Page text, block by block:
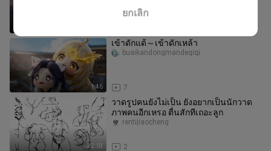
1:46
เข้าดักแด้～เข้าดักเหล้า
7
buaikandongmandeqiqi
32:18
วาดรูปคนยังไม่เป็น ยังอยากเป็นนักวาด
ภาพคนอีกเหรอ ตื่นสักทีเถอะลูก
2
rentijiaocheng
ยกเลิก